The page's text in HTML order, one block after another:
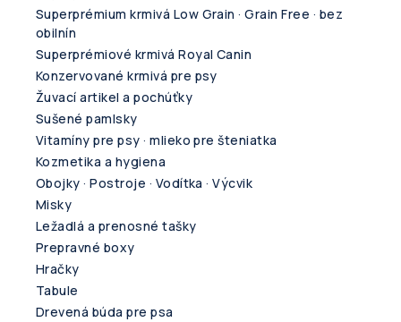
Superprémium krmivá Low Grain · Grain Free · bez
obilnín
Superprémiové krmivá Royal Canin
Konzervované krmivá pre psy
Žuvací artikel a pochúťky
Sušené pamlsky
Vitamíny pre psy · mlieko pre šteniatka
Kozmetika a hygiena
Obojky · Postroje · Vodítka · Výcvik
Misky
Ležadlá a prenosné tašky
Prepravné boxy
Hračky
Tabule
Drevená búda pre psa